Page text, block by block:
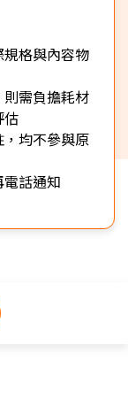
格與內容物
需負擔耗材
估
均不參與原
話通知